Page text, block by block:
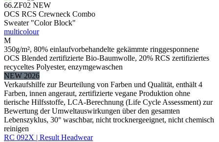
66.ZF02 NEW
OCS RCS Crewneck Combo
Sweater "Color Block"
multicolour
M
350g/m², 80% einlaufvorbehandelte gekämmte ringgesponnene
OCS Blended zertifizierte Bio-Baumwolle, 20% RCS zertifiziertes
recyceltes Polyester, enzymgewaschen
NEW 2026
Verkaufshilfe zur Beurteilung von Farben und Qualität, enthält 4
Farben, innen angeraut, zertifizierte vegane Produktion ohne
tierische Hilfsstoffe, LCA-Berechnung (Life Cycle Assessment) zur
Bewertung der Umweltauswirkungen über den gesamten
Lebenszyklus, 30° waschbar, nicht trocknergeeignet, nicht chemisch
reinigen
RC 092X | Result Headwear